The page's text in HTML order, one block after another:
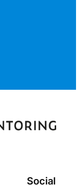
Social